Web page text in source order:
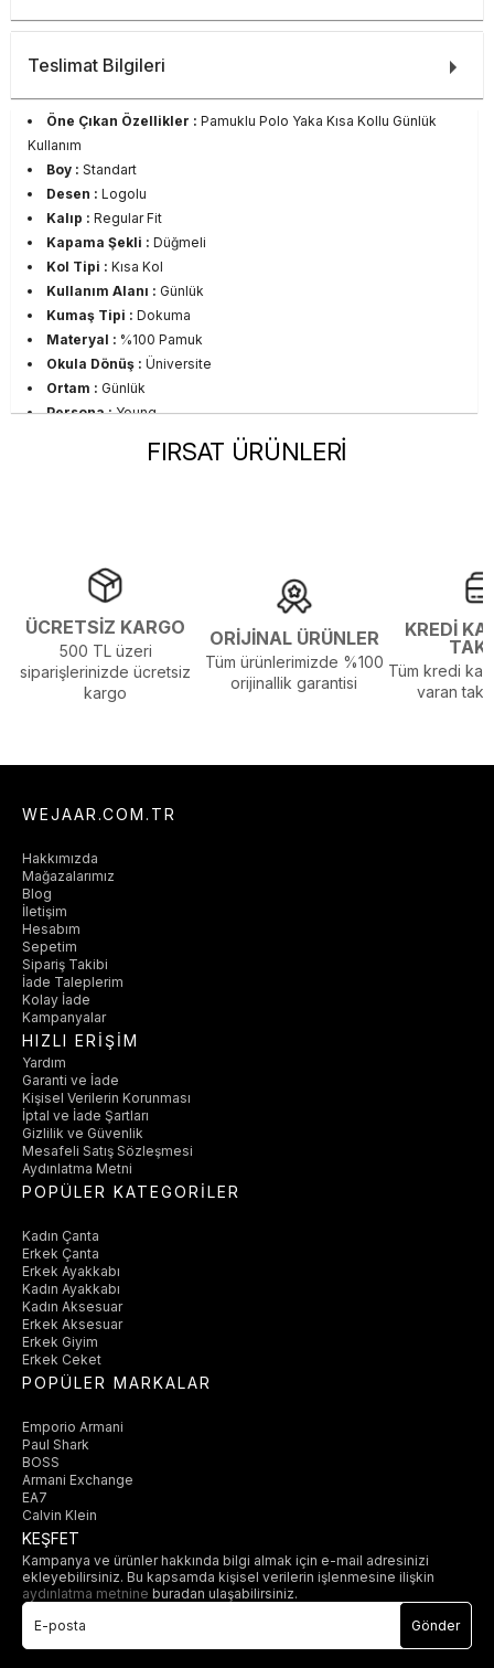
Teslimat Bilgileri
Öne Çıkan Özellikler : Pamuklu Polo Yaka Kısa Kollu Günlük
Kullanım
Boy : Standart
Desen : Logolu
Kalıp : Regular Fit
Kapama Şekli : Düğmeli
Kol Tipi : Kısa Kol
Kullanım Alanı : Günlük
Kumaş Tipi : Dokuma
Materyal : %100 Pamuk
Okula Dönüş : Üniversite
Ortam : Günlük
Persona :Young
2023 YazFIRSAT ÜRÜNLERİ
ÜCRETSİZ KARGO
500 TL üzeri
siparişlerinizde ücretsiz
kargo
ORİJİNAL ÜRÜNLER
Tüm ürünlerimizde %100
orijinallik garantisi
KREDİ
Tüm kredi
varan
WEJAAR.COM.TR
Hakkımızda
Mağazalarımız
Blog
İletişim
Hesabım
Sepetim
Sipariş Takibi
İade Taleplerim
Kolay İade
Kampanyalar
HIZLI ERİŞİM
Yardım
Garanti ve İade
Kişisel Verilerin Korunması
İptal ve İade Şartları
Gizlilik ve Güvenlik
Mesafeli Satış Sözleşmesi
Aydınlatma Metni
POPÜLER KATEGORİLER
Kadın Çanta
Erkek Çanta
Erkek Ayakkabı
Kadın Ayakkabı
Kadın Aksesuar
Erkek Aksesuar
Erkek Giyim
Erkek Ceket
POPÜLER MARKALAR
Emporio Armani
Paul Shark
BOSS
Armani Exchange
EA7
Calvin Klein
KEŞFET
Kampanya ve ürünler hakkında bilgi almak için e-mail adresinizi
ekleyebilirsiniz. Bu kapsamda kişisel verilerin işlenmesine ilişkin
aydınlatma metnine buradan ulaşabilirsiniz.
Gönder